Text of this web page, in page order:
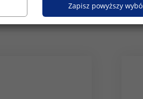
Jak uzyskać dostęp do
Zapisz powyższy